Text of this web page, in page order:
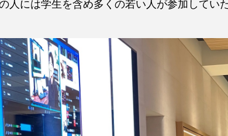
人には学生を含め多くの若い人が参加していた